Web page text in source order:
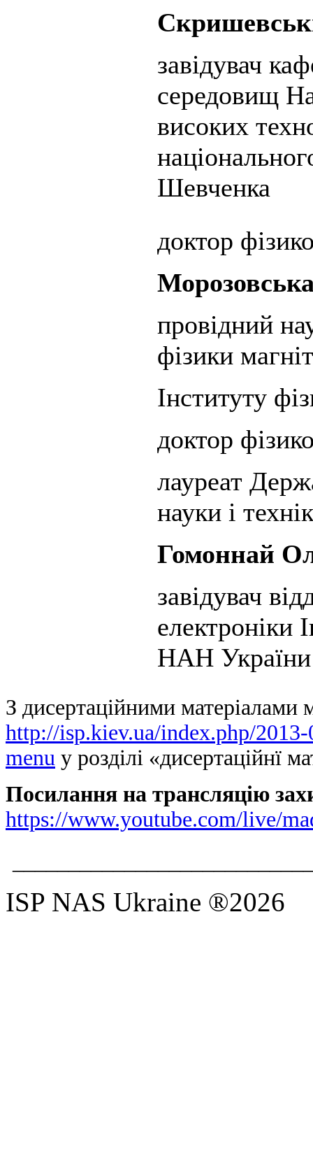
завідувач
середовищ
високих
Шевченка
доктор
провідний
фізики
Інституту
доктор
лауреат
науки і
Гомоннай
завідувач
електроніки
НАН України
З дисертаційними
http://isp.kiev.ua/index.php/
menu у розділі «дисертаційнї
Посилання на трансляцію
https://www.youtube.com/live/
ISP NAS Ukraine ®2026